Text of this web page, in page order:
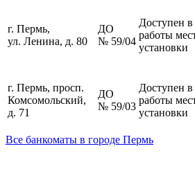
г. Пермь,
ул. Ленина, д. 80
ДО
№ 59/04
Доступен
работы
установки
г. Пермь, просп.
Комсомольский,
д. 71
ДО
№ 59/03
Доступен
работы
установки
Все банкоматы в городе Пермь